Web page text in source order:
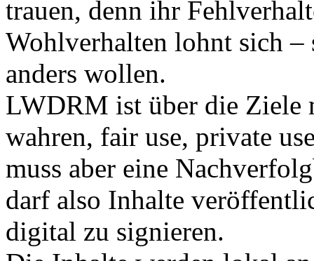
trauen, denn ihr
Wohlverhalten lohnt sich –
anders wollen.
LWDRM ist über die Ziele
wahren, fair use, private
muss aber eine
darf also Inhalte
digital zu signieren.